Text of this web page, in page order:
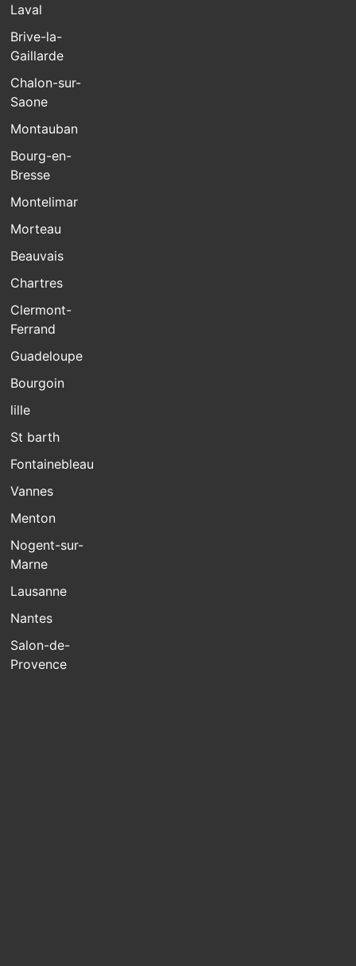
Laval
Brive-la-
Gaillarde
Chalon-sur-
Saone
Montauban
Bourg-en-
Bresse
Montelimar
Morteau
Beauvais
Chartres
Clermont-
Ferrand
Guadeloupe
Bourgoin
lille
St barth
Fontainebleau
Vannes
Menton
Nogent-sur-
Marne
Lausanne
Nantes
Salon-de-
Provence